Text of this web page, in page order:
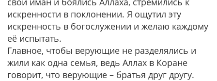
искренности в поклонении. Я ощутил эту
искренность в богослужении и желаю каждому
её испытать.
Главное, чтобы верующие не разделялись и
жили как одна семья, ведь Аллах в Коране
говорит, что верующие – братья друг другу.